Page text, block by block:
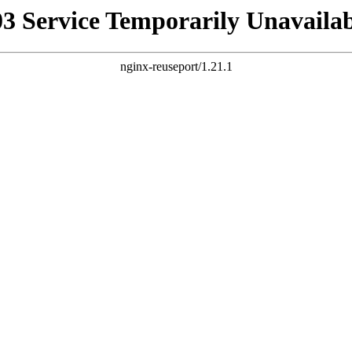
Service Temporarily
nginx-reuseport/1.21.1